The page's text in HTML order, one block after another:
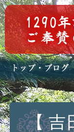
トップページ
ブログ(日々八百万)
お知らせ一覧
【 吉